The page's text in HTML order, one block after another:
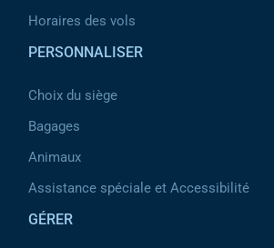
Horaires des vols
PERSONNALISER
Choix du siège
Bagages
Animaux
Assistance spéciale et Accessibilité
GÉRER